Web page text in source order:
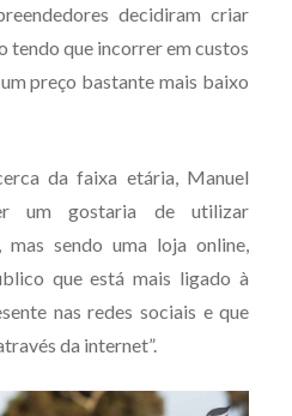
decidiram criar
tendo que incorrer em custos
preço bastante mais baixo
da faixa etária, Manuel
um gostaria de utilizar
mas sendo uma loja online,
que está mais ligado à
nas redes sociais e que
da internet”.